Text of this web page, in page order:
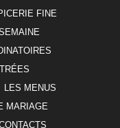
FINE
LES MENUS
MARIAGE